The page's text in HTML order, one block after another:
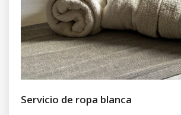
Servicio de ropa blanca